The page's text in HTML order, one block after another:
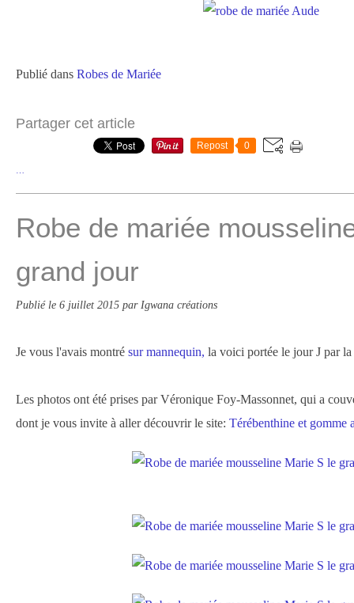
Publié dans Robes de Mariée
Partager cet article
Repost 0
Robe de mariée
grand jour
Publié le 6 juillet 2015 par Igwana créations
Je vous l'avais montré sur mannequin, la voici portée le jour J par
Les photos ont été prises par Véronique Foy-Massonnet, qui a
dont je vous invite à aller découvrir le site: Térébenthine et gomme